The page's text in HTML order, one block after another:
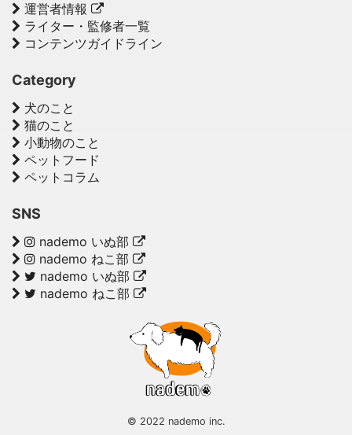
運営者情報
ライター・監修者一覧
コンテンツガイドライン
Category
犬のこと
猫のこと
小動物のこと
ペットフード
ペットコラム
SNS
nademo いぬ部
nademo ねこ部
nademo いぬ部
nademo ねこ部
© 2022 nademo inc.